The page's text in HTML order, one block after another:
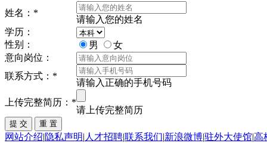
姓名： *
请输入您的姓名
学历：
性别：
男
女
意向岗位：
联系方式： *
请输入正确的手机号码
上传完整简历： *
请上传完整简历
网站介绍|隐私声明| 人才招聘|联系我们|新浪微博|驻外大使馆|高